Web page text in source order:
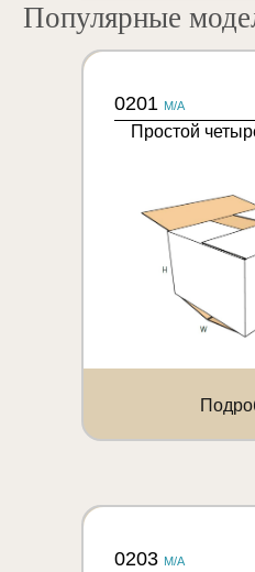
Популярные
0201 M/A
Простой
0203 M/A